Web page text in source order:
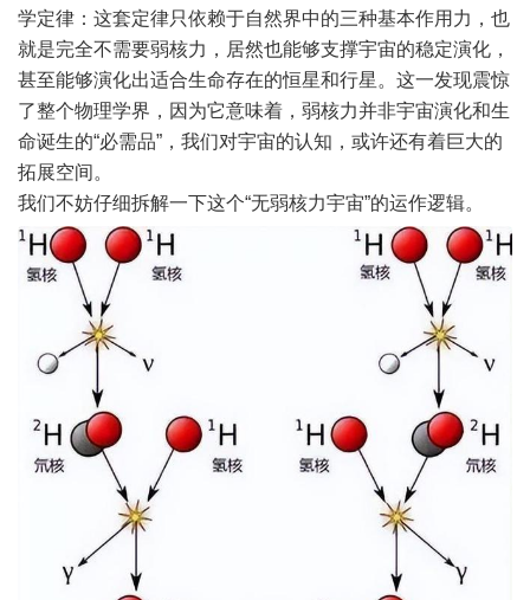
学定律：这套定律只依赖于自然界中的三种基本作用力，也
就是完全不需要弱核力，居然也能够支撑宇宙的稳定演化，
甚至能够演化出适合生命存在的恒星和行星。这一发现震惊
了整个物理学界，因为它意味着，弱核力并非宇宙演化和生
命诞生的“必需品”，我们对宇宙的认知，或许还有着巨大的
拓展空间。
我们不妨仔细拆解一下这个“无弱核力宇宙”的运作逻辑。